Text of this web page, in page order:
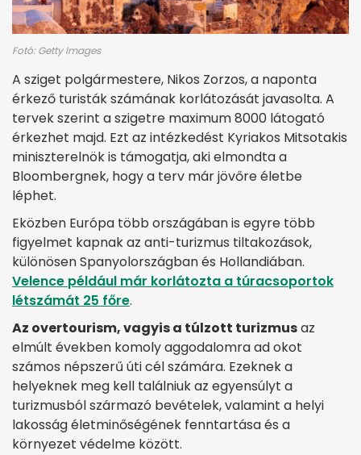
Fotó: Getty Images
A sziget polgármestere, Nikos Zorzos, a naponta
érkező turisták számának korlátozását javasolta. A
tervek szerint a szigetre maximum 8000 látogató
érkezhet majd. Ezt az intézkedést Kyriakos Mitsotakis
miniszterelnök is támogatja, aki elmondta a
Bloombergnek, hogy a terv már jövőre életbe
léphet.
Eközben Európa több országában is egyre több
figyelmet kapnak az anti-turizmus tiltakozások,
különösen Spanyolországban és Hollandiában.
Velence például már korlátozta a túracsoportok
létszámát 25 főre.
Az overtourism, vagyis a túlzott turizmusaz
elmúlt években komoly aggodalomra ad okot
számos népszerű úti cél számára. Ezeknek a
helyeknek meg kell találniuk az egyensúlyt a
turizmusból származó bevételek, valamint a helyi
lakosság életminőségének fenntartása és a
környezet védelme között.